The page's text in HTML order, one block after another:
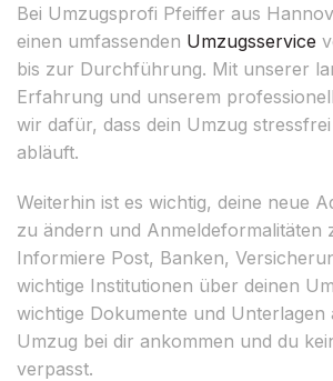
Bei Umzugsprofi Pfeiffer aus
einen umfassenden Umzugsservice
bis zur Durchführung. Mit unserer
Erfahrung und unserem
wir dafür, dass dein Umzug
abläuft.
Weiterhin ist es wichtig, deine neue
zu ändern und Anmeldeformalitäten
Informiere Post, Banken,
wichtige Institutionen über deinen
wichtige Dokumente und Unterlagen
Umzug bei dir ankommen und du
verpasst.